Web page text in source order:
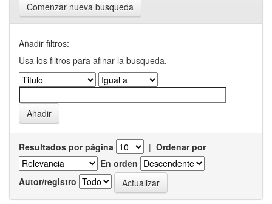
Comenzar nueva busqueda
Añadir filtros:
Usa los filtros para afinar la busqueda.
Resultados por página | Ordenar por
En orden
Autor/registro